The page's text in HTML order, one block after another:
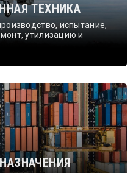
ТЕХНИКА
испытание,
утилизацию и